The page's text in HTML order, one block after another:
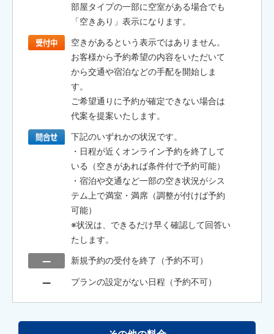
部屋タイプの一部に空室がある場合でも
「空きあり」表示になります。
空きがあるという表示ではありません。
お客様から予約希望の内容をいただいて
から交通や宿泊などの手配を開始しま
す。
ご希望通りに予約が確定できない場合は
代案を提案いたします。
下記のいずれかの状況です。
・日程が近くオンライン予約を終了して
いる（空きがあれば条件付で予約可能）
・宿泊や交通など一部の空き状況がシス
テム上で満室・満席（調整が付けば予約
可能）
※状況は、できるだけ早く確認して回答い
たします。
新規予約の受付を終了（予約不可）
プランの設定がない日程（予約不可）